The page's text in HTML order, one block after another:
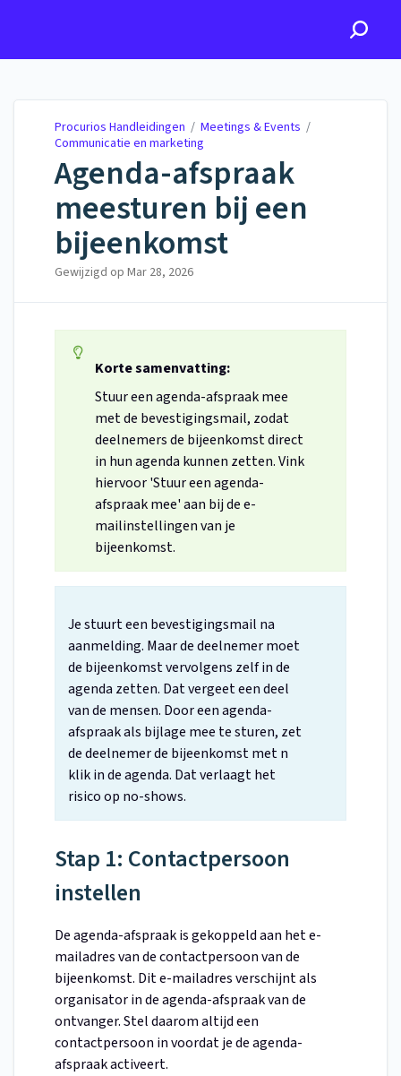
Procurios Handleidingen / Meetings & Events /
Communicatie en marketing
Agenda-afspraak
meesturen bij een
bijeenkomst
Gewijzigd op Mar 28, 2026
Korte samenvatting:
Stuur een agenda-afspraak mee
met de bevestigingsmail, zodat
deelnemers de bijeenkomst direct
in hun agenda kunnen zetten. Vink
hiervoor 'Stuur een agenda-
afspraak mee' aan bij de e-
mailinstellingen van je
bijeenkomst.
Je stuurt een bevestigingsmail na
aanmelding. Maar de deelnemer moet
de bijeenkomst vervolgens zelf in de
agenda zetten. Dat vergeet een deel
van de mensen. Door een agenda-
afspraak als bijlage mee te sturen, zet
de deelnemer de bijeenkomst met n
klik in de agenda. Dat verlaagt het
risico op no-shows.
Stap 1: Contactpersoon
instellen
De agenda-afspraak is gekoppeld aan het e-
mailadres van de contactpersoon van de
bijeenkomst. Dit e-mailadres verschijnt als
organisator in de agenda-afspraak van de
ontvanger. Stel daarom altijd een
contactpersoon in voordat je de agenda-
afspraak activeert.